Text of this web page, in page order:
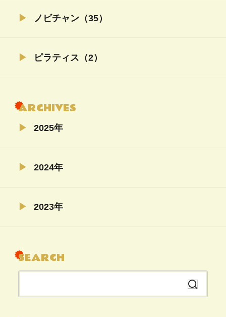
ノビチャン（35）
ピラティス（2）
ARCHIVES
2025年
02月（4）
2024年
11月（5）
2023年
07月（6）
SEARCH
検
索